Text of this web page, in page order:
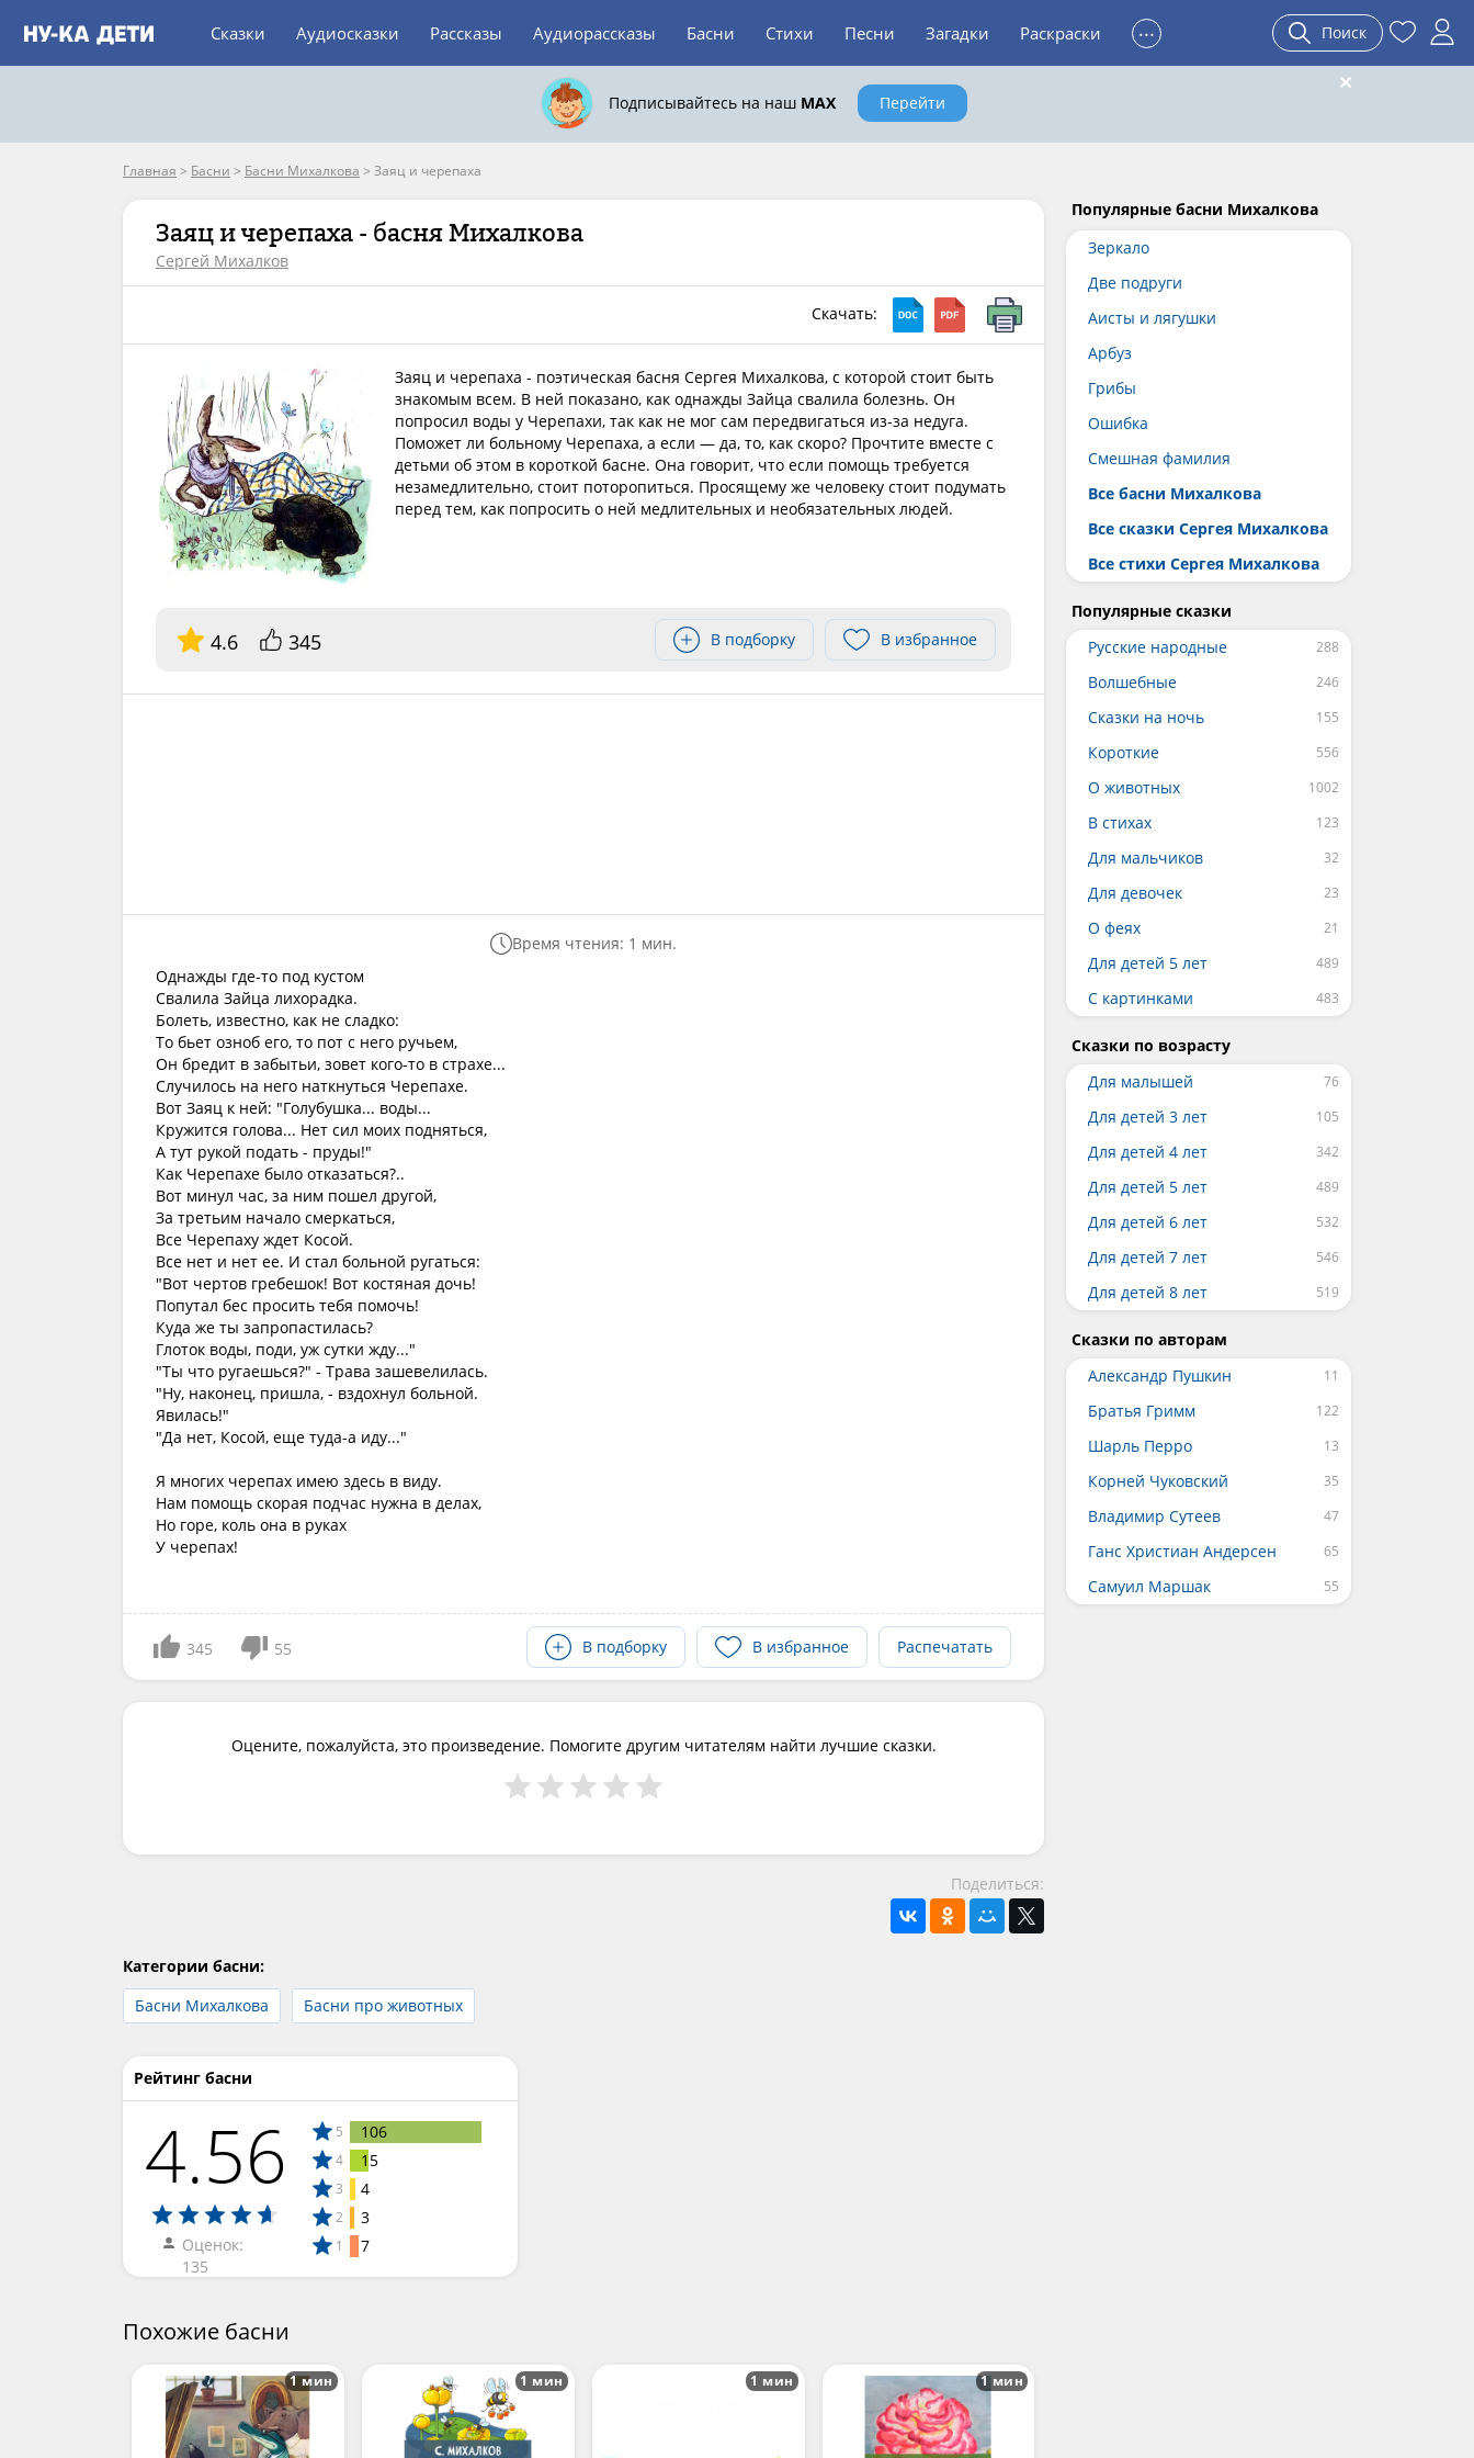
Сказки Аудиосказки Рассказы Аудиорассказы Басни Стихи Песни Загадки Раскраски ... Поиск
Подписывайтесь на наш MAX Перейти
Главная > Басни > Басни Михалкова > Заяц и черепаха
Заяц и черепаха - басня Михалкова
Сергей Михалков
Скачать:
Заяц и черепаха - поэтическая басня Сергея Михалкова, с которой стоит быть
знакомым всем. В ней показано, как однажды Зайца свалила болезнь. Он
попросил воды у Черепахи, так как не мог сам передвигаться из-за недуга.
Поможет ли больному Черепаха, а если — да, то, как скоро? Прочтите вместе с
детьми об этом в короткой басне. Она говорит, что если помощь требуется
незамедлительно, стоит поторопиться. Просящему же человеку стоит подумать
перед тем, как попросить о ней медлительных и необязательных людей.
4.6 345 В подборку В избранное
Время чтения: 1 мин.
Однажды где-то под кустом
Свалила Зайца лихорадка.
Болеть, известно, как не сладко:
То бьет озноб его, то пот с него ручьем,
Он бредит в забытьи, зовет кого-то в страхе...
Случилось на него наткнуться Черепахе.
Вот Заяц к ней: "Голубушка... воды...
Кружится голова... Нет сил моих подняться,
А тут рукой подать - пруды!"
Как Черепахе было отказаться?..
Вот минул час, за ним пошел другой,
За третьим начало смеркаться,
Все Черепаху ждет Косой.
Все нет и нет ее. И стал больной ругаться:
"Вот чертов гребешок! Вот костяная дочь!
Попутал бес просить тебя помочь!
Куда же ты запропастилась?
Глоток воды, поди, уж сутки жду..."
"Ты что ругаешься?" - Трава зашевелилась.
"Ну, наконец, пришла, - вздохнул больной.
Явилась!"
"Да нет, Косой, еще туда-а иду..."
Я многих черепах имею здесь в виду.
Нам помощь скорая подчас нужна в делах,
Но горе, коль она в руках
У черепах!
345 55 В подборку В избранное Распечатать
Оцените, пожалуйста, это произведение. Помогите другим читателям найти лучшие сказки.
Поделиться:
Категории басни:
Басни Михалкова
Басни про животных
Рейтинг басни
4.56
Оценок:
135
5 106
4 15
3 4
2 3
1 7
Похожие басни
1 мин 1 мин 1 мин 1 мин
Популярные басни Михалкова
Зеркало
Две подруги
Аисты и лягушки
Арбуз
Грибы
Ошибка
Смешная фамилия
Все басни Михалкова
Все сказки Сергея Михалкова
Все стихи Сергея Михалкова
Популярные сказки
Русские народные
Волшебные
Сказки на ночь
Короткие
О животных
В стихах
Для мальчиков
Для девочек
О феях
Для детей 5 лет
С картинками
Сказки по возрасту
Для малышей
Для детей 3 лет
Для детей 4 лет
Для детей 5 лет
Для детей 6 лет
Для детей 7 лет
Для детей 8 лет
Сказки по авторам
Александр Пушкин
Братья Гримм
Шарль Перро
Корней Чуковский
Владимир Сутеев
Ганс Христиан Андерсен
Самуил Маршак